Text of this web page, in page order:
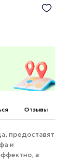
Отзывы
предоставят
и
а